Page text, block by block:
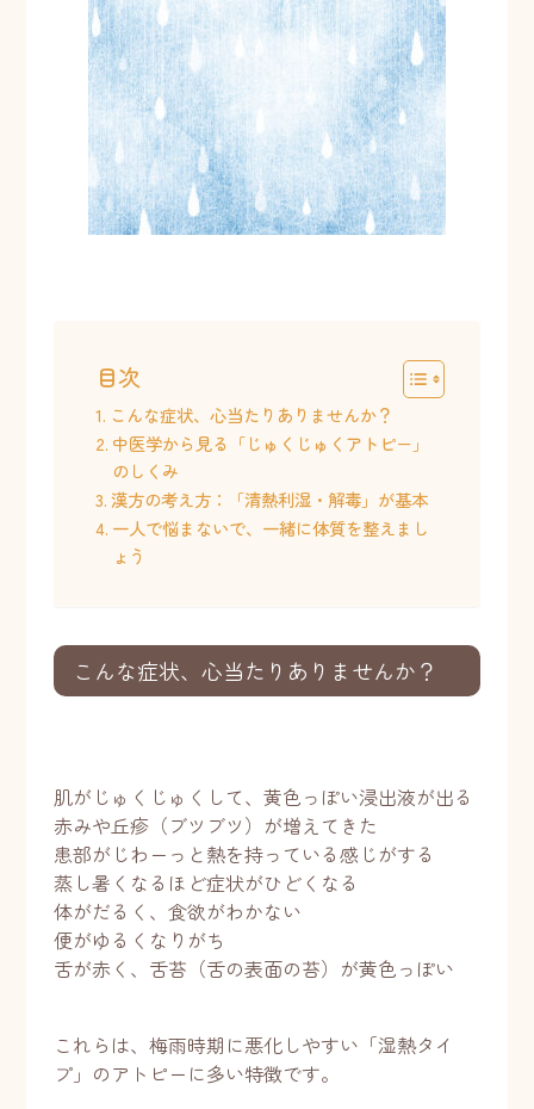
目次
こんな症状、心当たりありませんか？
中医学から見る「じゅくじゅくアトピー」
のしくみ
漢方の考え方：「清熱利湿・解毒」が基本
一人で悩まないで、一緒に体質を整えまし
ょう
こんな症状、心当たりありませんか？
肌がじゅくじゅくして、黄色っぽい浸出液が出る
赤みや丘疹（ブツブツ）が増えてきた
患部がじわーっと熱を持っている感じがする
蒸し暑くなるほど症状がひどくなる
体がだるく、食欲がわかない
便がゆるくなりがち
舌が赤く、舌苔（舌の表面の苔）が黄色っぽい
これらは、梅雨時期に悪化しやすい「湿熱タイ
プ」のアトピーに多い特徴です。